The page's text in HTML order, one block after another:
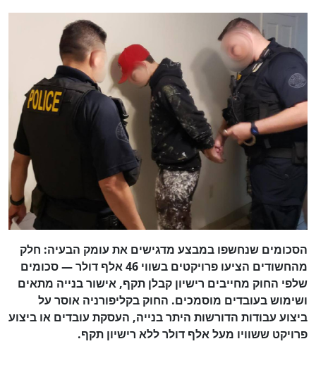
הסכומים שנחשפו במבצע מדגישים את עומק הבעיה: חלק
מהחשודים הציעו פרויקטים בשווי 46 אלף דולר — סכומים
שלפי החוק מחייבים רישיון קבלן תקף, אישור בנייה מתאים
ושימוש בעובדים מוסמכים. החוק בקליפורניה אוסר על
ביצוע עבודות הדורשות היתר בנייה, העסקת עובדים או ביצוע
פרויקט ששוויו מעל אלף דולר ללא רישיון תקף.